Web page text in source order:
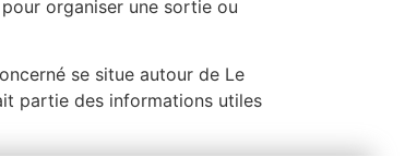
organiser une sortie ou
se situe autour de Le
partie des informations utiles